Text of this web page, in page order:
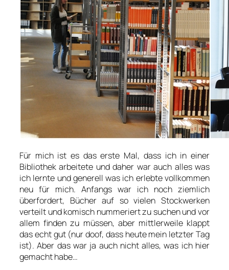
Für mich ist es das erste Mal, dass ich in einer
Bibliothek arbeitete und daher war auch alles was
ich lernte und generell was ich erlebte vollkommen
neu für mich. Anfangs war ich noch ziemlich
überfordert, Bücher auf so vielen Stockwerken
verteilt und komisch nummeriert zu suchen und vor
allem finden zu müssen, aber mittlerweile klappt
das echt gut (nur doof, dass heute mein letzter Tag
ist). Aber das war ja auch nicht alles, was ich hier
gemacht habe…